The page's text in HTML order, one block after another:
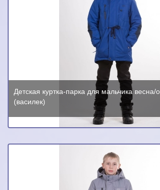
Детская куртка-парка для мальчика
(василек)